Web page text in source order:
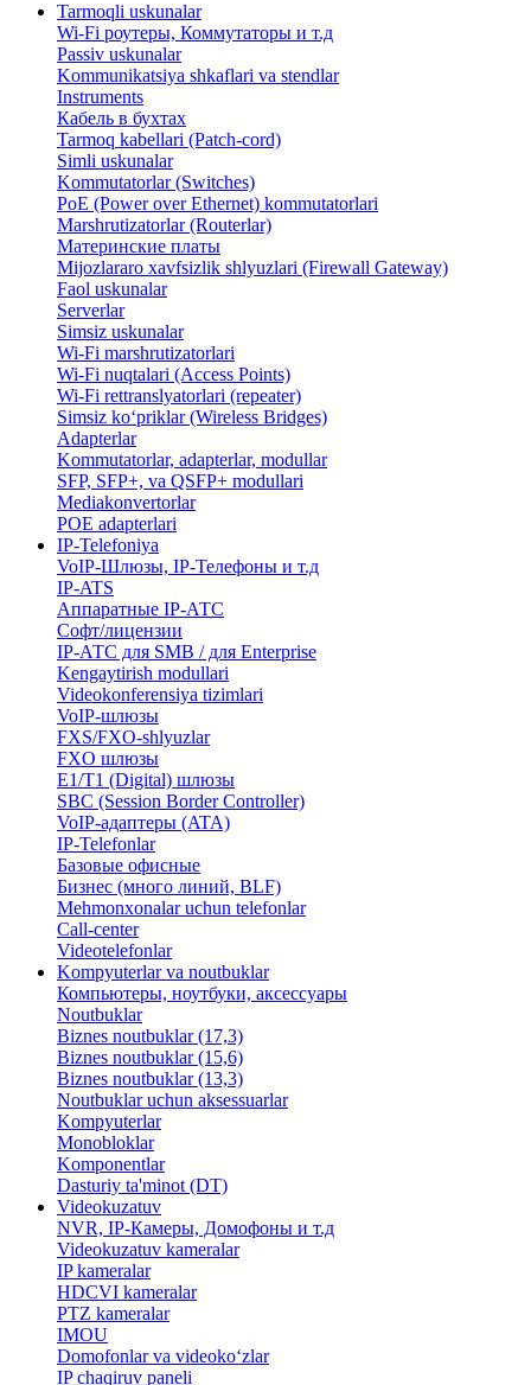
Tarmoqli uskunalar
Wi-Fi роутеры, Коммутаторы и т.д
Passiv uskunalar
Kommunikatsiya shkaflari va stendlar
Instruments
Кабель в бухтах
Tarmoq kabellari (Patch-cord)
Simli uskunalar
Kommutatorlar (Switches)
PoE (Power over Ethernet) kommutatorlari
Marshrutizatorlar (Routerlar)
Материнские платы
Mijozlararo xavfsizlik shlyuzlari (Firewall Gateway)
Faol uskunalar
Serverlar
Simsiz uskunalar
Wi-Fi marshrutizatorlari
Wi-Fi nuqtalari (Access Points)
Wi-Fi rettranslyatorlari (repeater)
Simsiz ko‘priklar (Wireless Bridges)
Adapterlar
Kommutatorlar, adapterlar, modullar
SFP, SFP+, va QSFP+ modullari
Mediakonvertorlar
POE adapterlari
IP-Telefoniya
VoIP-Шлюзы, IP-Телефоны и т.д
IP-ATS
Аппаратные IP-АТС
Софт/лицензии
IP-АТС для SMB / для Enterprise
Kengaytirish modullari
Videokonferensiya tizimlari
VoIP-шлюзы
FXS/FXO-shlyuzlar
FXO шлюзы
E1/T1 (Digital) шлюзы
SBC (Session Border Controller)
VoIP-адаптеры (ATA)
IP-Telefonlar
Базовые офисные
Бизнес (много линий, BLF)
​Mehmonxonalar uchun telefonlar
Call-center
​Videotelefonlar
Kompyuterlar va noutbuklar
Компьютеры, ноутбуки, аксессуары
Noutbuklar
Biznes noutbuklar (17,3)
Biznes noutbuklar (15,6)
Biznes noutbuklar (13,3)
Noutbuklar uchun aksessuarlar
Kompyuterlar
Monobloklar
Komponentlar
Dasturiy ta'minot (DT)
Videokuzatuv
NVR, IP-Камеры, Домофоны и т.д
Videokuzatuv kameralar
IP kameralar
HDCVI kameralar
PTZ kameralar
IMOU
​Domofonlar va videoko‘zlar
IP chaqiruv paneli